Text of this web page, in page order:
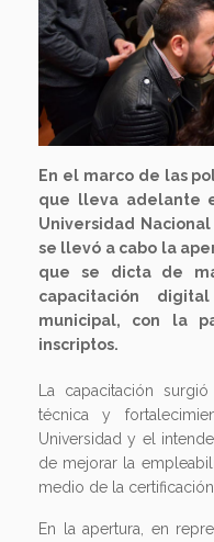
En el marco de las
que lleva adelante
Universidad
se llevó a cabo la
que se dicta de
capacitación
municipal, con la
inscriptos.
La capacitación
técnica y
Universidad y el
de mejorar la
medio de la
En la apertura, en